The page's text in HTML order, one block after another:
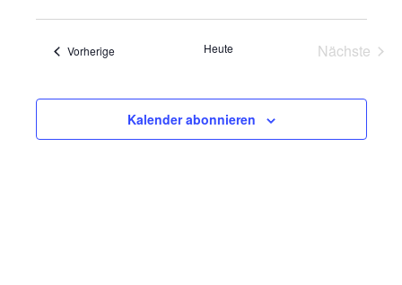
und
VorherigeVeranstaltungen Heute
Nächste
Kalender abonnieren